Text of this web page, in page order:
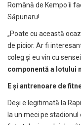
Română de Kempo îi
Săpunaru!
„Poate cu această
de picior. Ar fi
coleg și eu vin cu
componentă a lotului
E și antrenoare de
Deși e legitimată la
la un meci pe